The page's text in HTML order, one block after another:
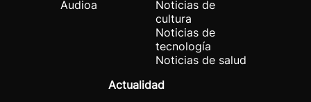
Audioa
Noticias de
cultura
Noticias de
tecnología
Noticias de salud
Actualidad